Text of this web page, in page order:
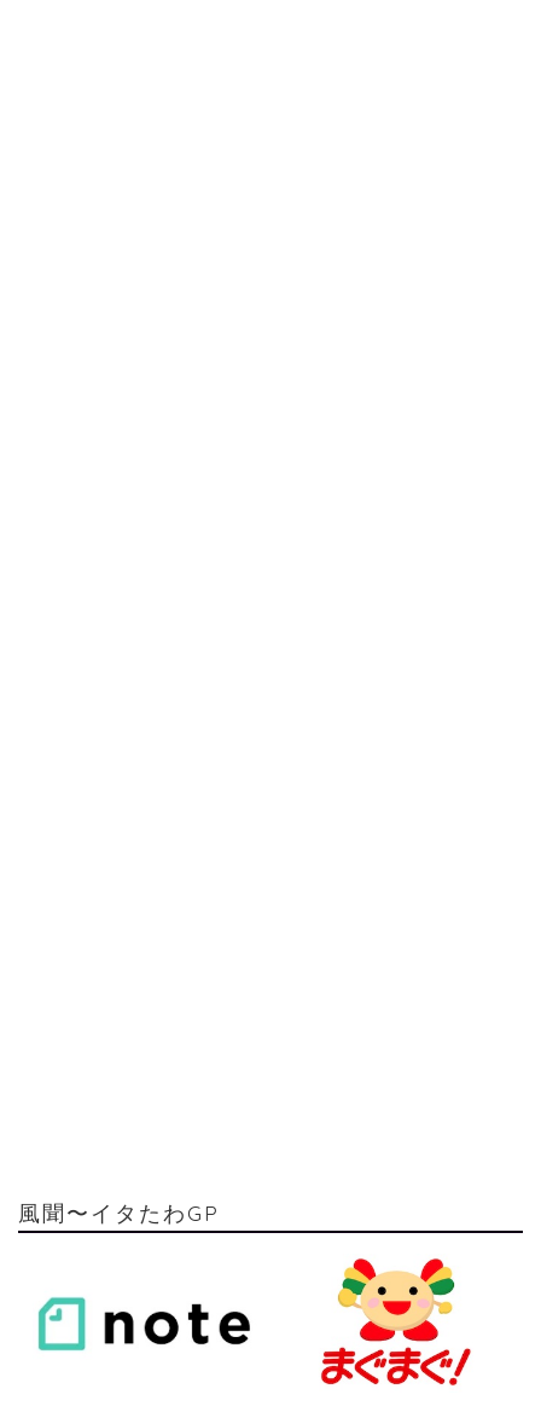
風聞〜イタたわGP